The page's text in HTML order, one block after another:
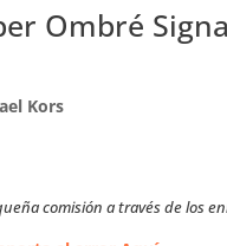
Ombré
Kors
comisión a través de los